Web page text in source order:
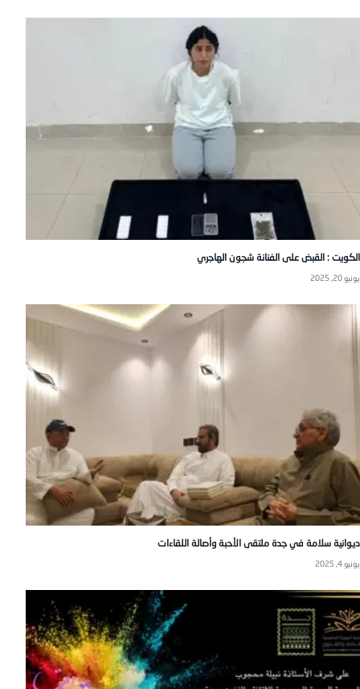
الكويت : القبض على الفنانة شجون الهاجري
يونيو 20, 2025
ديوانية سلامة في جدة ملتقى الأحبة وأصالة اللقاءات
يونيو 4, 2025